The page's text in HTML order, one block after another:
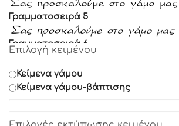
Γραμματοσειρά 5
Γραμματοσειρά 6
Γραμματοσειρά 7
Επιλογή κειμένου
Κείμενα γάμου
Κείμενα γάμου-βάπτισης